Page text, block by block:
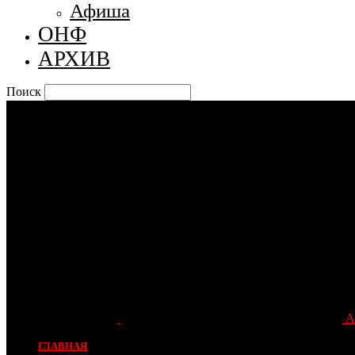
Афиша
ОНФ
АРХИВ
Поиск
ГЛАВНАЯ